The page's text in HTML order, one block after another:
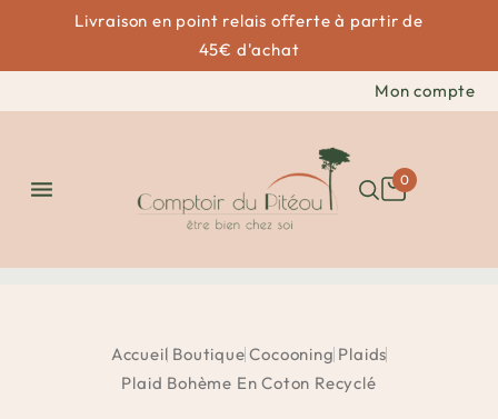
Livraison en point relais offerte à partir de
45€ d'achat
Mon compte
 0
Accueil Boutique Cocooning Plaids
Plaid Bohème En Coton Recyclé